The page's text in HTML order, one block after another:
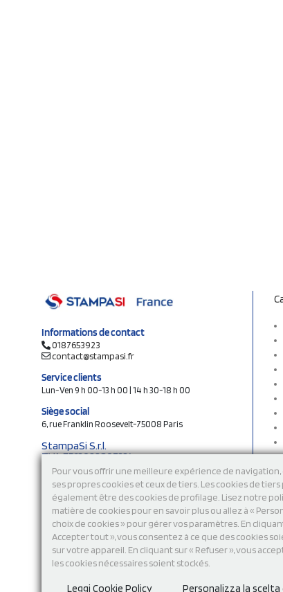
Pour vous offrir une meilleure expérience de navigation,
ses propres cookies et ceux de tiers. Les cookies de
également être des cookies de profilage. Lisez notre
matière de cookies pour en savoir plus ou allez à «
choix de cookies » pour gérer vos paramètres. En
Accepter tout », vous consentez à ce que des cookies
sur votre appareil. En cliquant sur « Refuser », vous
les cookies nécessaires soient stockés.
Leggi Cookie Policy Personalizza la scelta
Informations de contact
0187653923
contact@stampasi.fr
Service clients
Lun-Ven 9 h 00-13 h 00 | 14 h 30-18 h 00
Siège social
6, rue Franklin Roosevelt-75008 Paris
StampaSi S.r.l.
TVA FR13922807334
N° Rea MI-2110632
Capital social € 250.000 i.v.
Découvrez notre catalogue en ligne